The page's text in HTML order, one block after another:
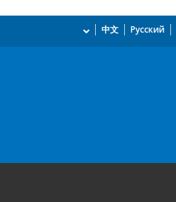
Русский
中文